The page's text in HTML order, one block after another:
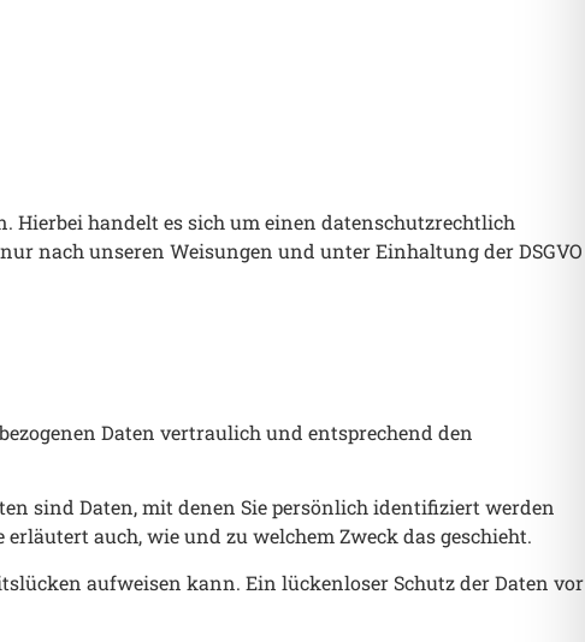
Hierbei handelt es sich um einen datenschutzrechtlich
nach unseren Weisungen und unter Einhaltung der DSGVO
Daten vertraulich und entsprechend den
sind Daten, mit denen Sie persönlich identifiziert werden
auch, wie und zu welchem Zweck das geschieht.
aufweisen kann. Ein lückenloser Schutz der Daten vor